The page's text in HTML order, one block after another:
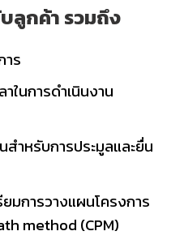
บลูกค้า รวมถึง
าร
าในการดำเนินงาน
ำหรับการประมูลและยื่น
มการวางแผนโครงการ
method (CPM)